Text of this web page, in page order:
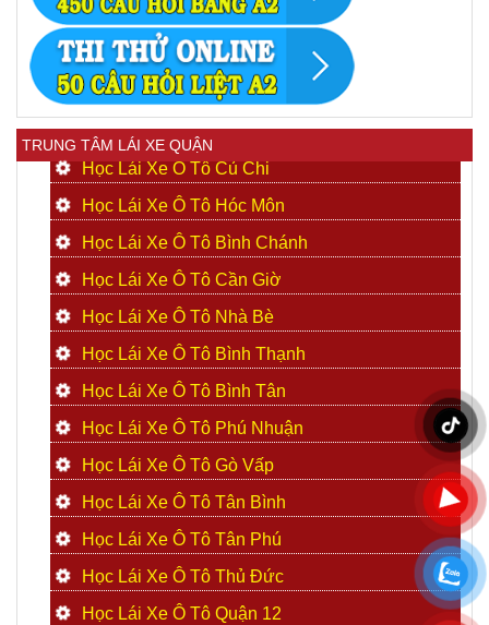
TRUNG TÂM LÁI XE QUẬN
Học Lái Xe Ô Tô Củ Chi
Học Lái Xe Ô Tô Hóc Môn
Học Lái Xe Ô Tô Bình Chánh
Học Lái Xe Ô Tô Cần Giờ
Học Lái Xe Ô Tô Nhà Bè
Học Lái Xe Ô Tô Bình Thạnh
Học Lái Xe Ô Tô Bình Tân
Học Lái Xe Ô Tô Phú Nhuận
Học Lái Xe Ô Tô Gò Vấp
Học Lái Xe Ô Tô Tân Bình
Học Lái Xe Ô Tô Tân Phú
Học Lái Xe Ô Tô Thủ Đức
Học Lái Xe Ô Tô Quận 12